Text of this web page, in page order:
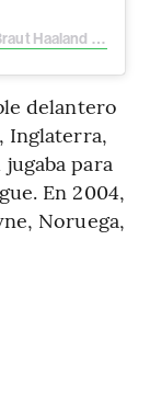
Una publicación compartida por Erling Braut Haaland (@erling)
delantero
Inglaterra,
para
En 2004,
Noruega,